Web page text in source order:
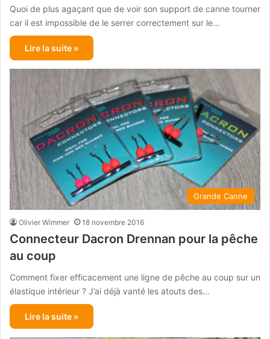
Quoi de plus agaçant que de voir son support de canne tourner
car il est impossible de le serrer correctement sur le…
Lire la suite »
Grande Canne
Olivier Wimmer 18 novembre 2016
Connecteur Dacron Drennan pour la pêche
au coup
Comment fixer efficacement une ligne de pêche au coup sur un
élastique intérieur ? J’ai déjà vanté les atouts des…
Lire la suite »